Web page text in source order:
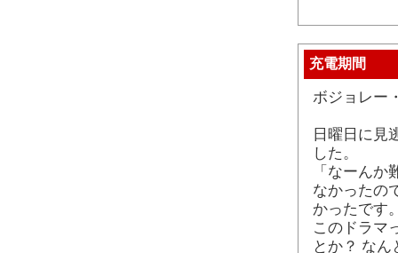
充電期間
ボジョレー
日曜日に見
した。
「なーん
なかったの
かったです
このドラマ
とか？ な